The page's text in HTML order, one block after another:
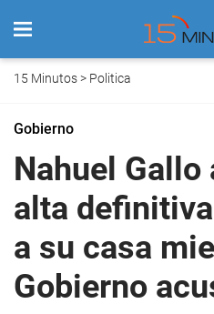
15 Minutos> Politica
Gobierno
Nahuel Gallo
alta
a su casa
Gobierno